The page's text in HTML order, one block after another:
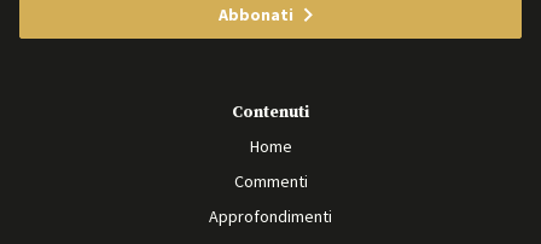
Abbonati
Contenuti
Home
Commenti
Approfondimenti